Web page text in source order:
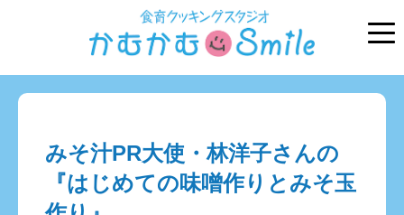
みそ汁PR大使・林洋子さんの
『はじめての味噌作りとみそ玉